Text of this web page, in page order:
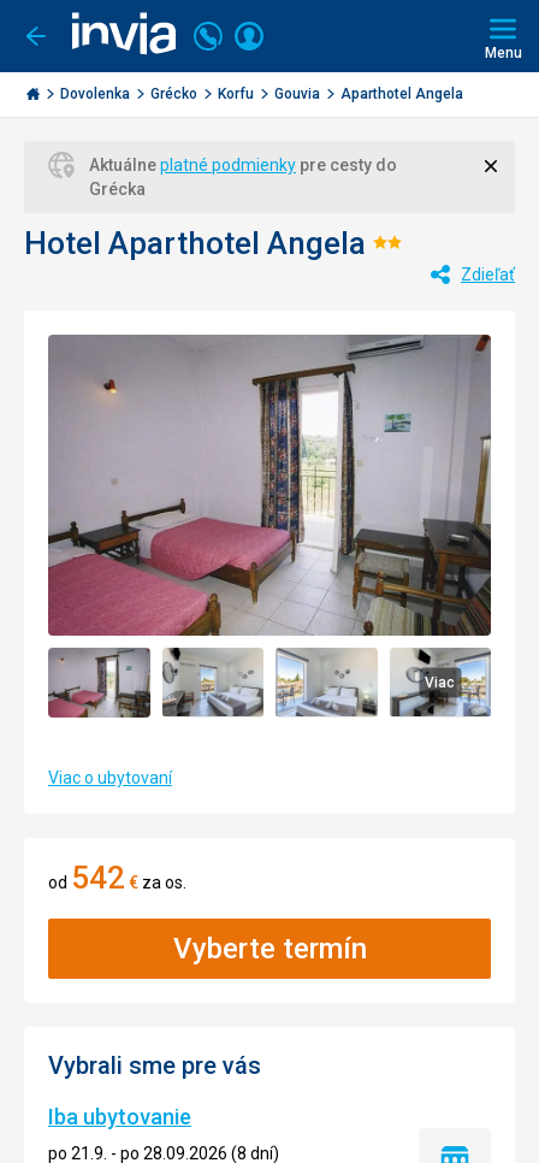
Ísť
späť
Invia.sk
Volajte
+421
2
3221
Prihlásiť
Menu
Dovolenka Grécko Korfu Gouvia Aparthotel Angela
Aktuálneplatné podmienky pre cesty do
Grécka
Hotel Aparthotel Angela
Zdieľať
Viac
Viac o ubytovaní
od 542 € za os.
Vyberte termín
Vybrali sme pre vás
Iba ubytovanie
po 21.9. - po 28.09.2026 (8 dní)